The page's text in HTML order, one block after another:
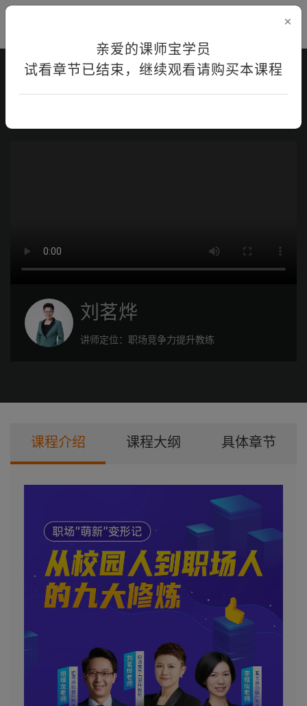
×
亲爱的课师宝学员
试看章节已结束，继续观看请购买本课程
首页 在线学习 课程详情
刘茗烨
讲师定位： 职场竞争力提升教练
课程介绍 课程大纲 具体章节